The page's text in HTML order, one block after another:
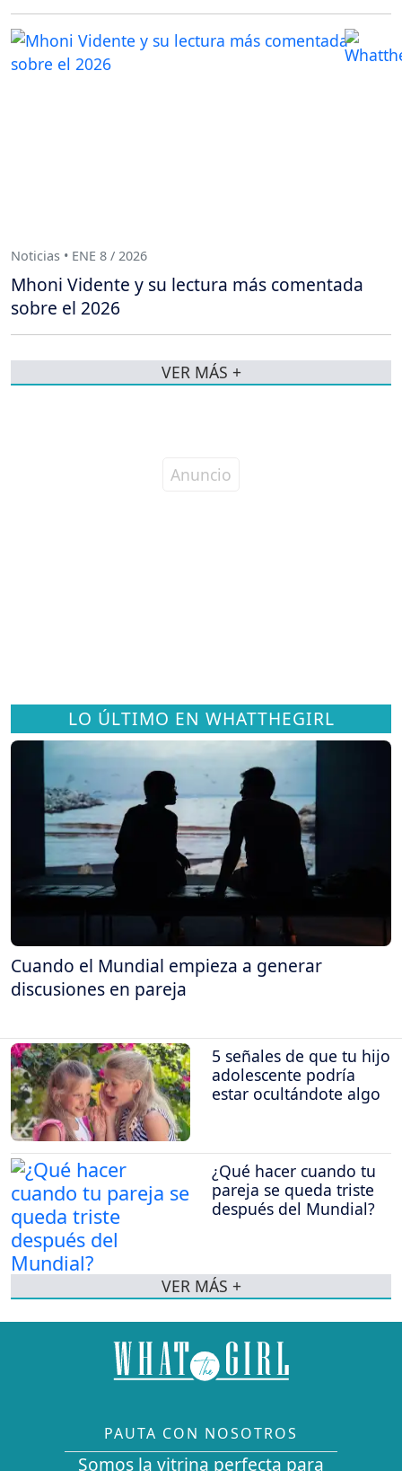
LO ÚLTIMO EN WHATTHEGIRL
Cuando el Mundial empieza a generar
discusiones en pareja
5 señales de que tu hijo
adolescente podría
estar ocultándote algo
¿Qué hacer cuando tu
pareja se queda triste
después del Mundial?
VER MÁS +
Noticias • ENE 8 / 2026
Mhoni Vidente y su lectura más comentada
sobre el 2026
VER MÁS +
PAUTA CON NOSOTROS
Somos la vitrina perfecta para